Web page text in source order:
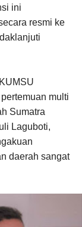
ini
resmi ke
multi
Sumatra
Laguboti,
daerah sangat